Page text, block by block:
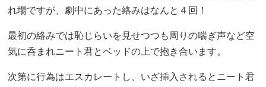
れ場ですが、劇中にあった絡みはなんと４回！
最初の絡みでは恥じらいを見せつつも周りの喘ぎ声など空
気に呑まれニート君とベッドの上で抱き合います。
次第に行為はエスカレートし、いざ挿入されるとニート君